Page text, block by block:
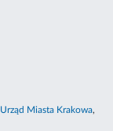
Urząd Miasta Krakowa,